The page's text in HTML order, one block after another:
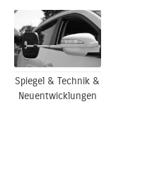
Spiegel & Technik &
Neuentwicklungen